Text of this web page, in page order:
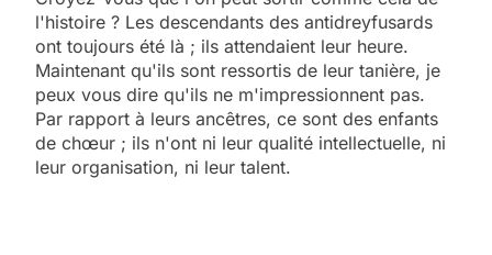
l'histoire ? Les descendants des antidreyfusards
ont toujours été là ; ils attendaient leur heure.
Maintenant qu'ils sont ressortis de leur tanière, je
peux vous dire qu'ils ne m'impressionnent pas.
Par rapport à leurs ancêtres, ce sont des enfants
de chœur ; ils n'ont ni leur qualité intellectuelle, ni
leur organisation, ni leur talent.